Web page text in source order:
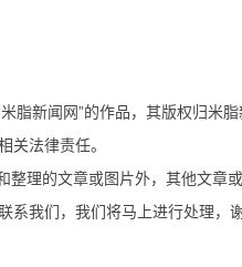
脂新闻网”的作品，其版权归米
关法律责任。
整理的文章或图片外，其他文章
系我们，我们将马上进行处理，谢